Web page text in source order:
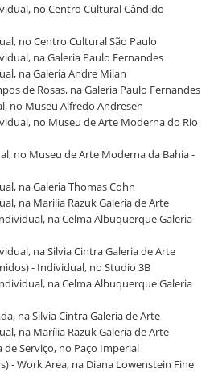
no Centro Cultural Cândido
no Centro Cultural São Paulo
na Galeria Paulo Fernandes
na Galeria Andre Milan
de Rosas, na Galeria Paulo Fernandes
no Museu Alfredo Andresen
no Museu de Arte Moderna do Rio
no Museu de Arte Moderna da Bahia -
na Galeria Thomas Cohn
na Marilia Razuk Galeria de Arte
na Celma Albuquerque Galeria
na Silvia Cintra Galeria de Arte
- Individual, no Studio 3B
na Celma Albuquerque Galeria
na Silvia Cintra Galeria de Arte
na Marília Razuk Galeria de Arte
de Serviço, no Paço Imperial
- Work Area, na Diana Lowenstein Fine